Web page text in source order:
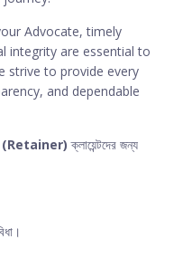
Advocate, timely
integrity are essential to
strive to provide every
and dependable
(Retainer) ক্লায়েন্টদের জন্য